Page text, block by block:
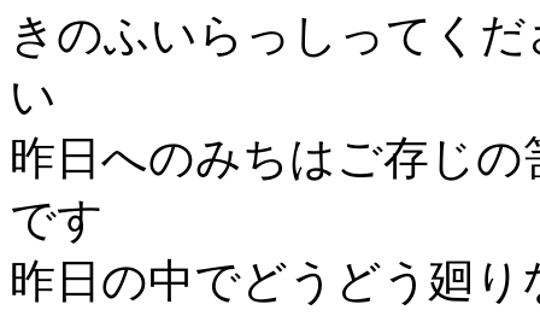
きのふいらっしってくだ
い
昨日へのみちはご存じの
です
昨日の中でどうどう廻り